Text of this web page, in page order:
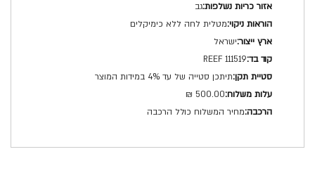
גב
מטלית לחה ללא כימיקלים
ישראל
REEF 111519
תיתכן סטייה של עד 4% במידות המוצר
500.00 ₪
מחיר המשלוח כולל הרכבה